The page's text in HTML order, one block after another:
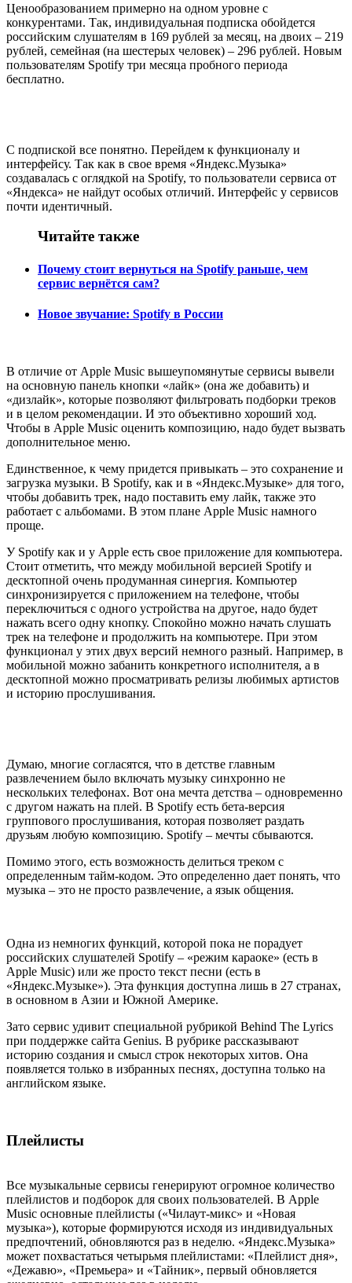
Ценообразованием примерно на одном уровне с
конкурентами. Так, индивидуальная подписка обойдется
российским слушателям в 169 рублей за месяц, на двоих – 219
рублей, семейная (на шестерых человек) – 296 рублей. Новым
пользователям Spotify три месяца пробного периода
бесплатно.
С подпиской все понятно. Перейдем к функционалу и
интерфейсу. Так как в свое время «Яндекс.Музыка»
создавалась с оглядкой на Spotify, то пользователи сервиса от
«Яндекса» не найдут особых отличий. Интерфейс у сервисов
почти идентичный.
Читайте также
Почему стоит вернуться на Spotify раньше, чем
сервис вернётся сам?
Новое звучание: Spotify в России
В отличие от Apple Music вышеупомянутые сервисы вывели
на основную панель кнопки «лайк» (она же добавить) и
«дизлайк», которые позволяют фильтровать подборки треков
и в целом рекомендации. И это объективно хороший ход.
Чтобы в Apple Music оценить композицию, надо будет вызвать
дополнительное меню.
Единственное, к чему придется привыкать – это сохранение и
загрузка музыки. В Spotify, как и в «Яндекс.Музыке» для того,
чтобы добавить трек, надо поставить ему лайк, также это
работает с альбомами. В этом плане Apple Music намного
проще.
У Spotify как и у Apple есть свое приложение для компьютера.
Стоит отметить, что между мобильной версией Spotify и
десктопной очень продуманная синергия. Компьютер
синхронизируется с приложением на телефоне, чтобы
переключиться с одного устройства на другое, надо будет
нажать всего одну кнопку. Спокойно можно начать слушать
трек на телефоне и продолжить на компьютере. При этом
функционал у этих двух версий немного разный. Например, в
мобильной можно забанить конкретного исполнителя, а в
десктопной можно просматривать релизы любимых артистов
и историю прослушивания.
Думаю, многие согласятся, что в детстве главным
развлечением было включать музыку синхронно не
нескольких телефонах. Вот она мечта детства – одновременно
с другом нажать на плей. В Spotify есть бета-версия
группового прослушивания, которая позволяет раздать
друзьям любую композицию. Spotify – мечты сбываются.
Помимо этого, есть возможность делиться треком с
определенным тайм-кодом. Это определенно дает понять, что
музыка – это не просто развлечение, а язык общения.
Одна из немногих функций, которой пока не порадует
российских слушателей Spotify – «режим караоке» (есть в
Apple Music) или же просто текст песни (есть в
«Яндекс.Музыке»). Эта функция доступна лишь в 27 странах,
в основном в Азии и Южной Америке.
Зато сервис удивит специальной рубрикой Behind The Lyrics
при поддержке сайта Genius. В рубрике рассказывают
историю создания и смысл строк некоторых хитов. Она
появляется только в избранных песнях, доступна только на
английском языке.
Плейлисты
Все музыкальные сервисы генерируют огромное количество
плейлистов и подборок для своих пользователей. В Apple
Music основные плейлисты («Чилаут-микс» и «Новая
музыка»), которые формируются исходя из индивидуальных
предпочтений, обновляются раз в неделю. «Яндекс.Музыка»
может похвастаться четырьмя плейлистами: «Плейлист дня»,
«Дежавю», «Премьера» и «Тайник», первый обновляется